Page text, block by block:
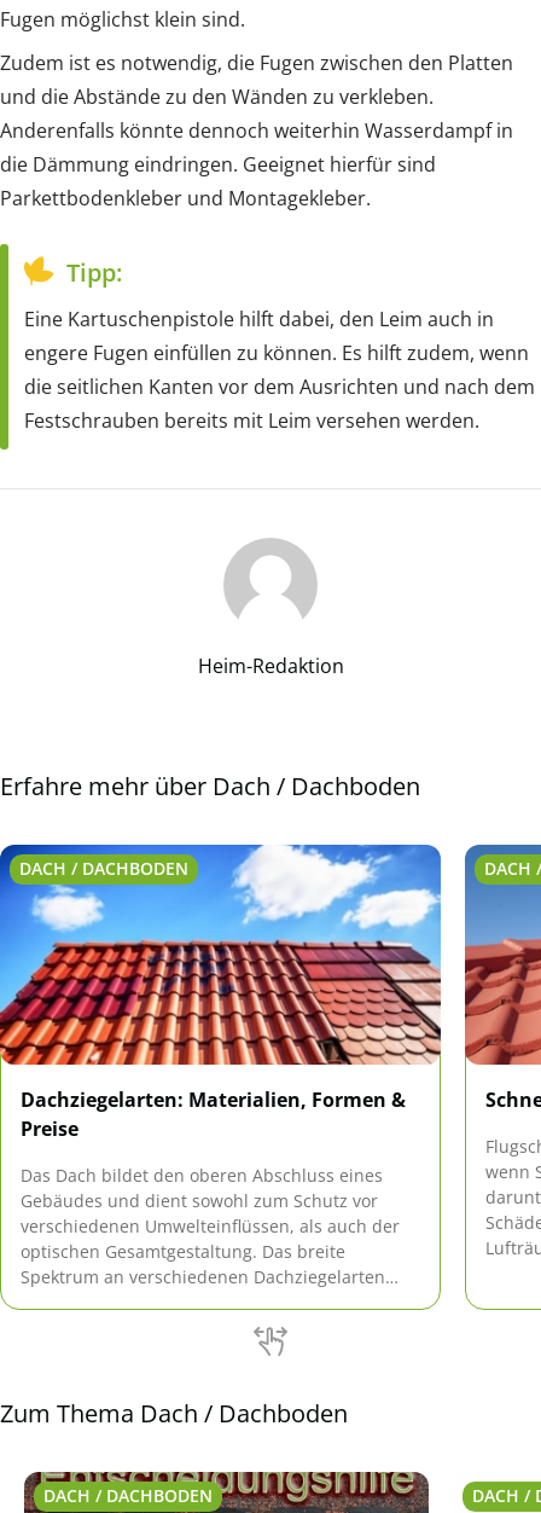
Fugen möglichst klein sind.
Zudem ist es notwendig, die Fugen zwischen den Platten
und die Abstände zu den Wänden zu verkleben.
Anderenfalls könnte dennoch weiterhin Wasserdampf in
die Dämmung eindringen. Geeignet hierfür sind
Parkettbodenkleber und Montagekleber.
Tipp:
Eine Kartuschenpistole hilft dabei, den Leim auch in
engere Fugen einfüllen zu können. Es hilft zudem, wenn
die seitlichen Kanten vor dem Ausrichten und nach dem
Festschrauben bereits mit Leim versehen werden.
Heim-Redaktion
Erfahre mehr über Dach / Dachboden
DACH / DACHBODEN
Dachziegelarten: Materialien, Formen &
Preise
Das Dach bildet den oberen Abschluss eines
Gebäudes und dient sowohl zum Schutz vor
verschiedenen Umwelteinflüssen, als auch der
optischen Gesamtgestaltung. Das breite
Spektrum an verschiedenen Dachziegelarten
DACH
wenn
Zum Thema Dach / Dachboden
DACH / DACHBODEN DACH /